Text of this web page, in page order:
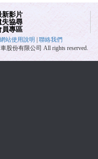
新影片
失協尋
員專區
網站使用說明 | 聯絡我們
股份有限公司 All rights reserved.